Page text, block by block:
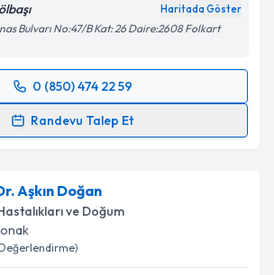
Haritada Göster
Bulvarı No:47/B Kat: 26 Daire:2608 Folkart
0 (850) 474 22 59
Randevu Talep Et
Talebi
e-posta ile bilgilendireceğiz.
Aşkın Doğan
ve Doğum